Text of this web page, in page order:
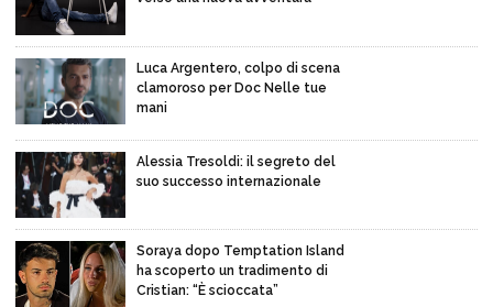
Luca Argentero, colpo di scena
clamoroso per Doc Nelle tue
mani
Alessia Tresoldi: il segreto del
suo successo internazionale
Soraya dopo Temptation Island
ha scoperto un tradimento di
Cristian: “È scioccata”